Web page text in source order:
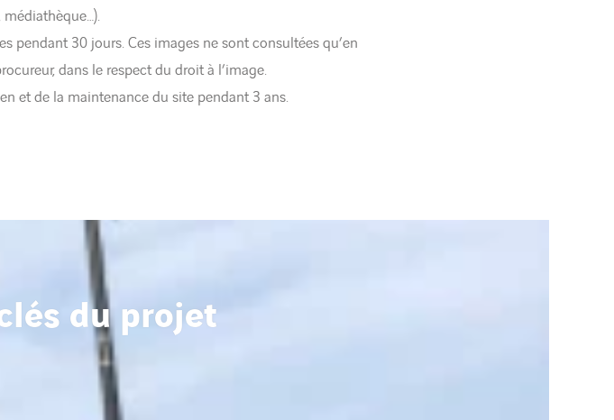
pendant 30 jours. Ces images ne sont consultées qu’en
dans le respect du droit à l’image.
et de la maintenance du site pendant 3 ans.
du projet